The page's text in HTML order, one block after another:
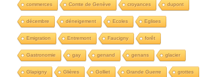
commerces Comte de Genève croyances dupont
décembre déneigement Ecoles Eglises
Emigration Entremont Faucigny forêt
Gastronomie gay genand genans glacier
Glapigny Glières Golliet Grande Guerre grottes